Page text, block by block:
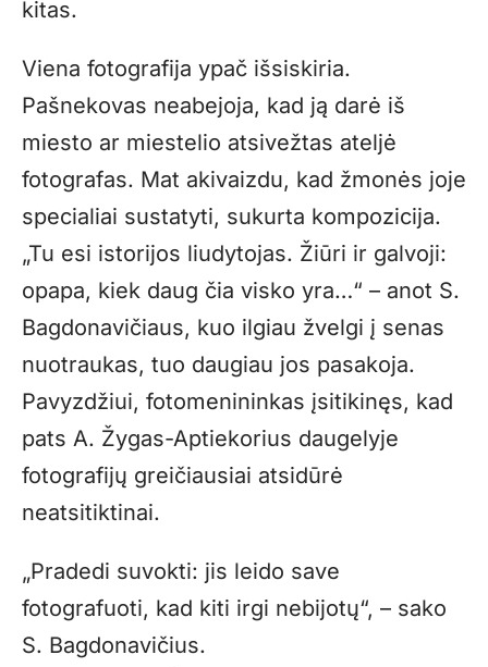
kitas.
Viena fotografija ypač išsiskiria.
Pašnekovas neabejoja, kad ją darė iš
miesto ar miestelio atsivežtas ateljė
fotografas. Mat akivaizdu, kad žmonės joje
specialiai sustatyti, sukurta kompozicija.
„Tu esi istorijos liudytojas. Žiūri ir galvoji:
opapa, kiek daug čia visko yra…“ – anot S.
Bagdonavičiaus, kuo ilgiau žvelgi į senas
nuotraukas, tuo daugiau jos pasakoja.
Pavyzdžiui, fotomenininkas įsitikinęs, kad
pats A. Žygas-Aptiekorius daugelyje
fotografijų greičiausiai atsidūrė
neatsitiktinai.
„Pradedi suvokti: jis leido save
fotografuoti, kad kiti irgi nebijotų“, – sako
S. Bagdonavičius.